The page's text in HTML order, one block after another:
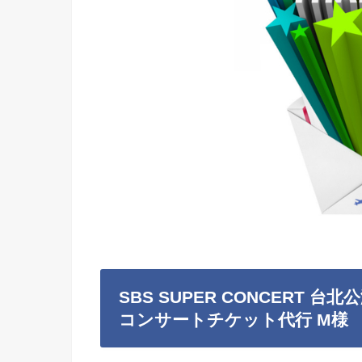
SBS SUPER CONCERT 台北
コンサートチケット代行 M様